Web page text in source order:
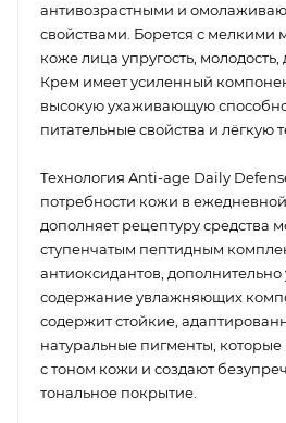
антивозрастными и
свойствами. Борется с
коже лица упругость,
Крем имеет усиленный
высокую ухаживающую
питательные свойства и лёгкую
Технология Anti-age Daily
потребности кожи в ежедневной
дополняет рецептуру средства
ступенчатым пептидным
антиоксидантов,
содержание увлажняющих
содержит стойкие,
натуральные пигменты, которые
с тоном кожи и создают
тональное покрытие.